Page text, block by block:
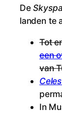
De
landen te
Tot
een
van
In